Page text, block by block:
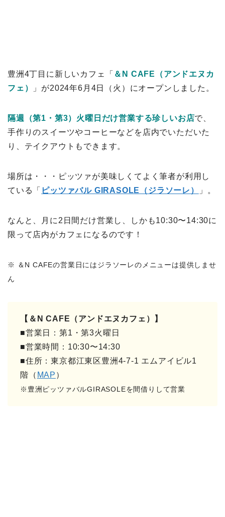
豊洲4丁目に新しいカフェ「 ＆N CAFE（アンドエヌカ
フェ）
」が2024年6月4日（火）にオープンしました。
隔週（第1・第3）火曜日だけ営業する珍しいお店で、
手作りのスイーツやコーヒーなどを店内でいただいた
り、テイクアウトもできます。
場所は・・・ピッツァが美味しくてよく筆者が利用し
ている「 ピッツァバル GIRASOLE（ジラソーレ） 」。
なんと、月に2日間だけ営業し、しかも10:30〜14:30に
限って店内がカフェになるのです！
※ ＆N CAFEの営業日にはジラソーレのメニューは提供しませ
ん
【＆N CAFE（アンドエヌカフェ）】
■営業日：第1・第3火曜日
■営業時間：10:30〜14:30
■住所：東京都江東区豊洲4-7-1 エムアイビル1
階（ MAP ）
※豊洲ピッツァバルGIRASOLEを間借りして営業